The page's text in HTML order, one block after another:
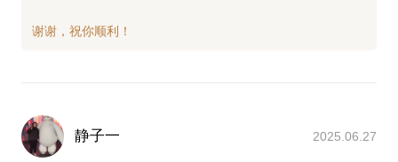
静子一 2025.06.27